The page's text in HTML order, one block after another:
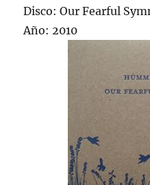
Disco: Our Fearful
Año: 2010